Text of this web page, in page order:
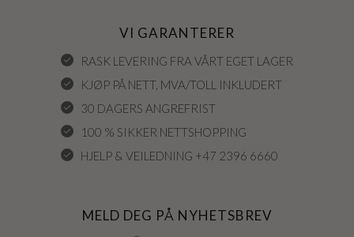
VI GARANTERER
RASK LEVERING FRA VÅRT EGET LAGER
KJØP PÅ NETT, MVA/TOLL INKLUDERT
30 DAGERS ANGREFRIST
100 % SIKKER NETTSHOPPING
HJELP & VEILEDNING +47 2396 6660
MELD DEG PÅ NYHETSBREV